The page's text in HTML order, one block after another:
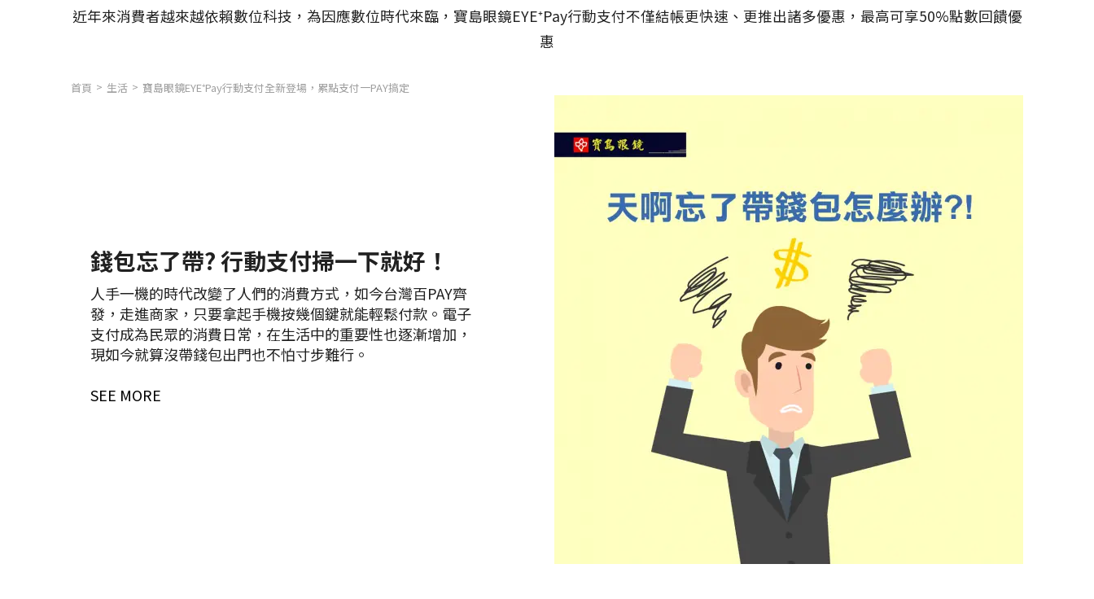
近年來消費者越來越依賴數位科技，為因應數位時代來臨，寶島眼鏡EYE⁺Pay行動支付不僅結帳更快速、更推出諸多優惠，最高可享50%點數回饋優
惠
首頁 生活 寶島眼鏡EYE⁺Pay行動支付全新登場，累點支付一PAY搞定
錢包忘了帶? 行動支付掃一下就好！
人手一機的時代改變了人們的消費方式，如今台灣百PAY齊
發，走進商家，只要拿起手機按幾個鍵就能輕鬆付款。電子
支付成為民眾的消費日常，在生活中的重要性也逐漸增加，
現如今就算沒帶錢包出門也不怕寸步難行。
SEE MORE